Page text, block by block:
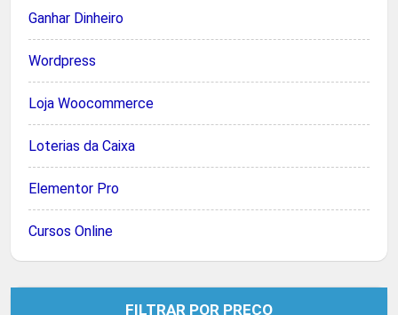
Ganhar Dinheiro
Wordpress
Loja Woocommerce
Loterias da Caixa
Elementor Pro
Cursos Online
FILTRAR POR PREÇO